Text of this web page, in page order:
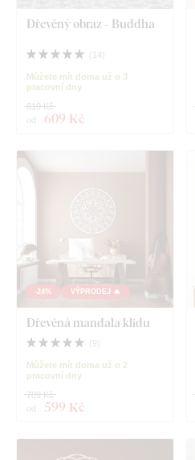
Dřevěný obraz - Buddha
( 14)
Můžete mít doma už o 3
pracovní dny
od 609 Kč
819 Kč
-24% VÝPRODEJ 🔥
Dřevěná mandala klidu
( 9)
Můžete mít doma už o 2
pracovní dny
od 599 Kč
789 Kč